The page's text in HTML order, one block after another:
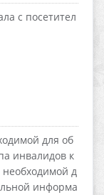
с посетител
для об
инвалидов к
д
информа